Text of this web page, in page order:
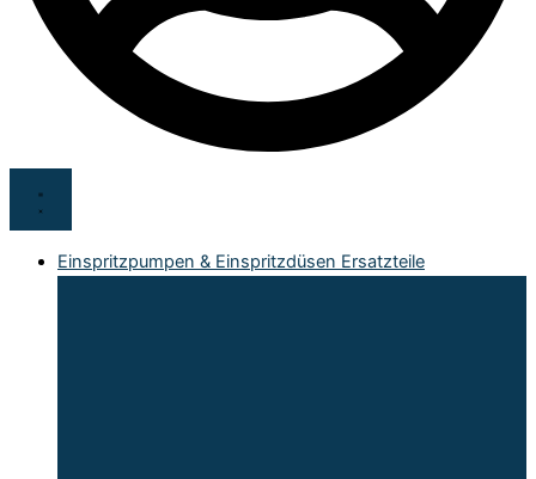
Einspritzpumpen & Einspritzdüsen Ersatzteile